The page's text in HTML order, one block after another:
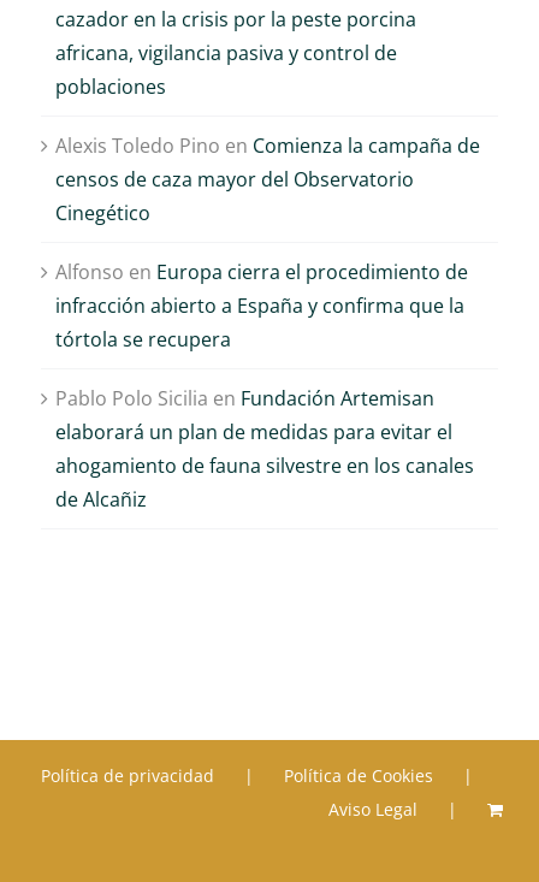
cazador en la crisis por la peste porcina
africana, vigilancia pasiva y control de
poblaciones
Alexis Toledo Pino en Comienza la campaña de
censos de caza mayor del Observatorio
Cinegético
Alfonso en Europa cierra el procedimiento de
infracción abierto a España y confirma que la
tórtola se recupera
Pablo Polo Sicilia en Fundación Artemisan
elaborará un plan de medidas para evitar el
ahogamiento de fauna silvestre en los canales
de Alcañiz
Política de privacidad
Política de Cookies
Aviso Legal